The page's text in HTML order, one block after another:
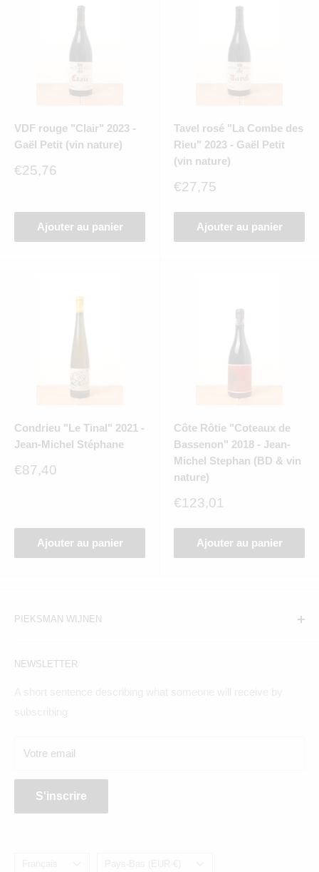
VDF rouge "Clair" 2023 -
Gaël Petit (vin nature)
Prix
€25,76
Ajouter au panier
Tavel rosé "La Combe des
Rieu" 2023 - Gaël Petit
(vin nature)
Prix
€27,75
Ajouter au panier
Condrieu "Le Tinal" 2021 -
Jean-Michel Stéphane
Prix
€87,40
Ajouter au panier
Côte Rôtie "Coteaux de
Bassenon" 2018 - Jean-
Michel Stephan (BD & vin
nature)
Prix
€123,01
Ajouter au panier
PIEKSMAN WIJNEN
Hogeweg 19, 1098BV
Ginnekenweg 354, 4835NM
NEWSLETTER
Votre email
S'inscrire